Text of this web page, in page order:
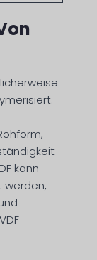
kann
werden,